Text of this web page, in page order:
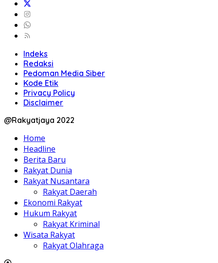
Indeks
Redaksi
Pedoman Media Siber
Kode Etik
Privacy Policy
Disclaimer
@Rakyatjaya 2022
Home
Headline
Berita Baru
Rakyat Dunia
Rakyat Nusantara
Rakyat Daerah
Ekonomi Rakyat
Hukum Rakyat
Rakyat Kriminal
Wisata Rakyat
Rakyat Olahraga